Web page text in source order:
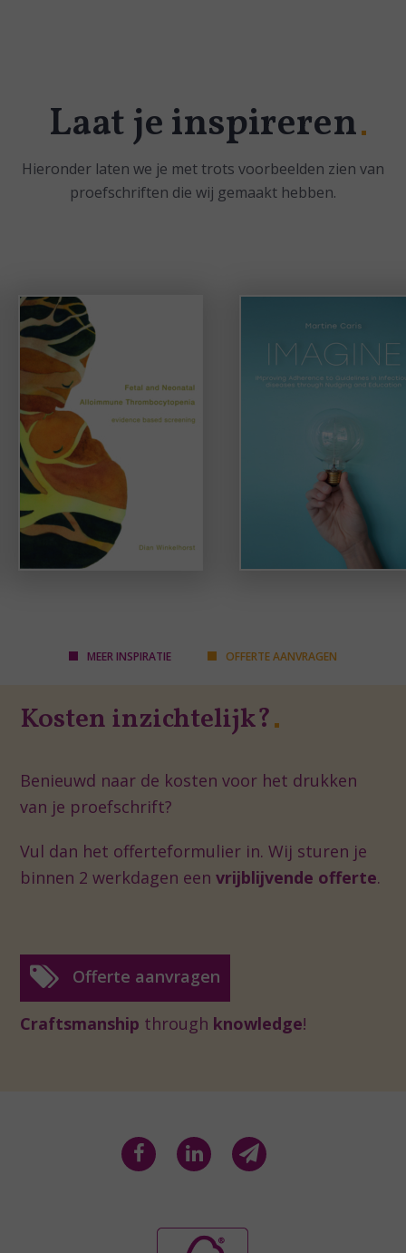
Laat je inspireren
Hieronder laten we je met trots voorbeelden zien van
proefschriften die wij gemaakt hebben.
MEER INSPIRATIE OFFERTE AANVRAGEN
Kosten inzichtelijk?
Benieuwd naar de kosten voor het drukken
van je proefschrift?
Vul dan het offerteformulier in. Wij sturen je
binnen 2 werkdagen eenvrijblijvende offerte.
Offerte aanvragen
Craftsmanship through knowledge!